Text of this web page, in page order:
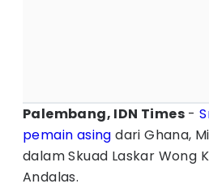
Palembang, IDN Times -
pemain asing dari Ghana,
dalam Skuad Laskar Wong
Andalas.